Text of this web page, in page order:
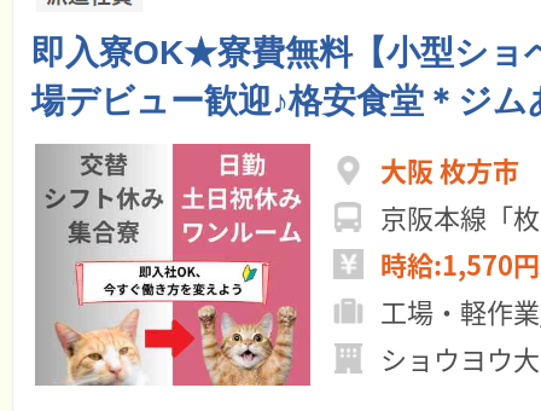
即入寮OK★寮費無料【小型ショ
場デビュー歓迎♪格安食堂＊ジム
大阪 枚方市
京阪本線「
時給:1,570
工場・軽作
ショウヨウ